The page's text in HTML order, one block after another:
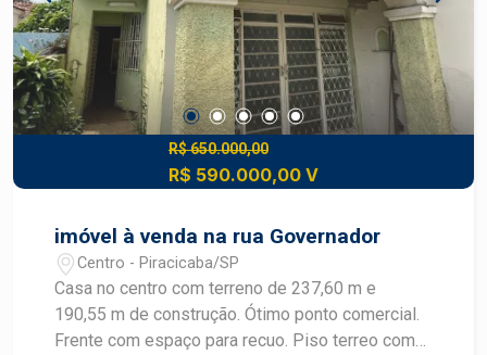
R$ 650.000,00
R$ 590.000,00 V
imóvel à venda na rua Governador
Centro - Piracicaba/SP
Casa no centro com terreno de 237,60 m e
190,55 m de construção. Ótimo ponto comercial.
Frente com espaço para recuo. Piso terreo com